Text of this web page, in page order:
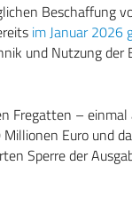
Beschaffung
im Januar 2026
und Nutzung der
Fregatten – einmal
Euro und
Sperre der